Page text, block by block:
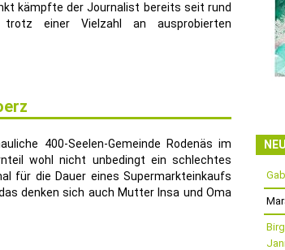
kämpfte der Journalist bereits seit rund
einer Vielzahl an ausprobierten
400-Seelen-Gemeinde Rodenäs im
wohl nicht unbedingt ein schlechtes
für die Dauer eines Supermarkteinkaufs
denken sich auch Mutter Insa und Oma